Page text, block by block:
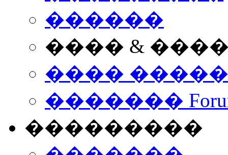
������
���� &
����
�������
���������